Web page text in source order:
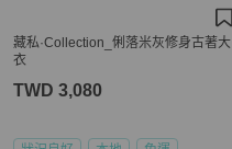
藏私·Collection_俐落米灰修身古著大
衣
TWD 3,080